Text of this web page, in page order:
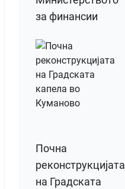
за финансии
Почна
реконструкцијата
на Градската